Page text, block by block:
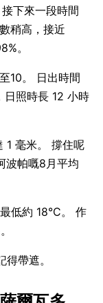
下來一段時間
稍高，接近
。
10。 日出時間
照時長 12 小時
毫米。 撐住呢
帕嘅8月平均
低約 18°C。 作
帶遮。